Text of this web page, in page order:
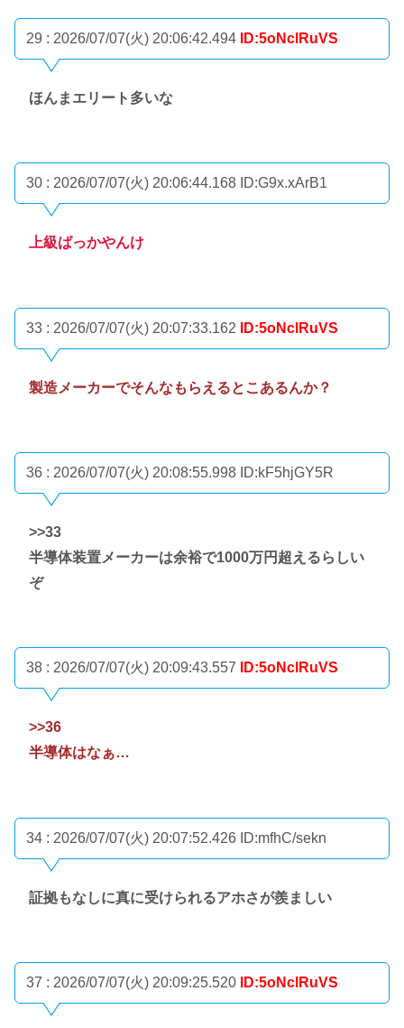
29 : 2026/07/07(火) 20:06:42.494 ID:5oNclRuVS
ほんまエリート多いな
30 : 2026/07/07(火) 20:06:44.168 ID:G9x.xArB1
上級ばっかやんけ
33 : 2026/07/07(火) 20:07:33.162 ID:5oNclRuVS
製造メーカーでそんなもらえるとこあるんか？
36 : 2026/07/07(火) 20:08:55.998 ID:kF5hjGY5R
>>33
半導体装置メーカーは余裕で1000万円超えるらしい
ぞ
38 : 2026/07/07(火) 20:09:43.557 ID:5oNclRuVS
>>36
半導体はなぁ…
34 : 2026/07/07(火) 20:07:52.426 ID:mfhC/sekn
証拠もなしに真に受けられるアホさが羨ましい
37 : 2026/07/07(火) 20:09:25.520 ID:5oNclRuVS